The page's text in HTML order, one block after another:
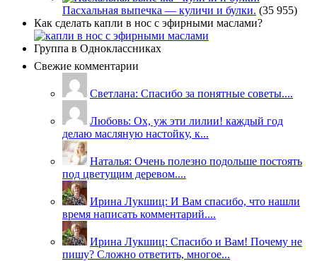
Пасхальная выпечка — куличи и булки. (35 955)
Как сделать капли в нос с эфирными маслами?
Группа в Одноклассниках
Свежие комментарии
Светлана: Спасибо за понятные советы....
Любовь: Ох, уж эти лилии! каждый год
делаю масляную настойку, к...
Наталья: Очень полезно подольше постоять
под цветущим деревом....
Ирина Лукшиц: И Вам спасибо, что нашли
время написать комментарий....
Ирина Лукшиц: Спасибо и Вам! Почему не
пишу? Сложно ответить, многое...